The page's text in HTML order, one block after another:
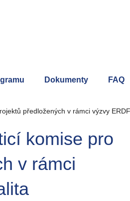
Dokumenty FAQ
předložených v rámci výzvy
komise pro
v rámci